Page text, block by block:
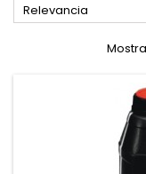
Relevancia